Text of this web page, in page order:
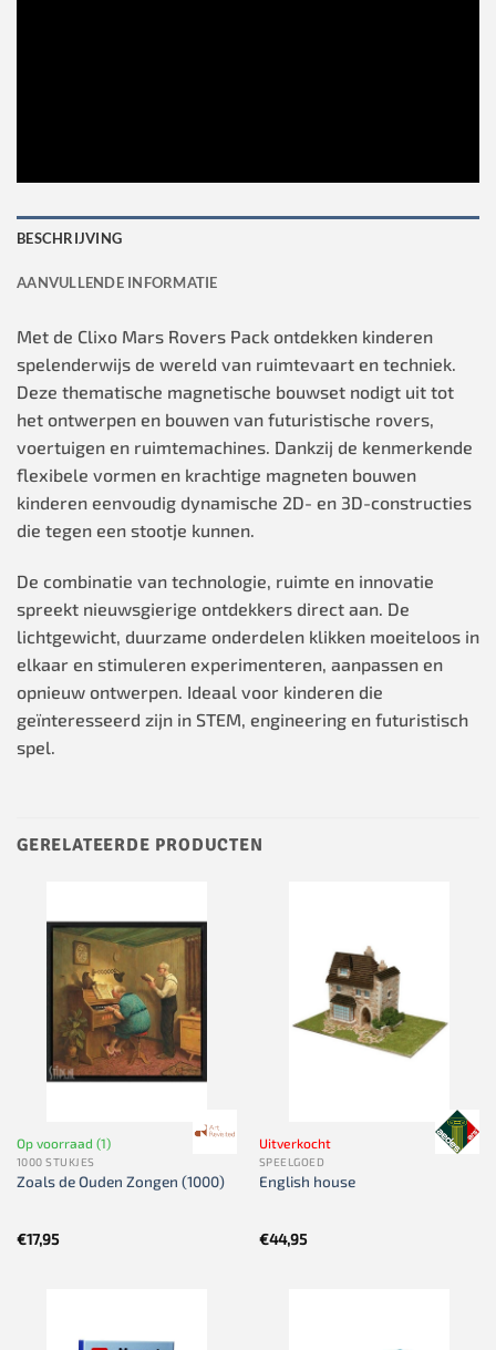
BESCHRIJVING
AANVULLENDE INFORMATIE
Met de Clixo Mars Rovers Pack ontdekken kinderen
spelenderwijs de wereld van ruimtevaart en techniek.
Deze thematische magnetische bouwset nodigt uit tot
het ontwerpen en bouwen van futuristische rovers,
voertuigen en ruimtemachines. Dankzij de kenmerkende
flexibele vormen en krachtige magneten bouwen
kinderen eenvoudig dynamische 2D- en 3D-constructies
die tegen een stootje kunnen.
De combinatie van technologie, ruimte en innovatie
spreekt nieuwsgierige ontdekkers direct aan. De
lichtgewicht, duurzame onderdelen klikken moeiteloos in
elkaar en stimuleren experimenteren, aanpassen en
opnieuw ontwerpen. Ideaal voor kinderen die
geïnteresseerd zijn in STEM, engineering en futuristisch
spel.
GERELATEERDE PRODUCTEN
Op voorraad (1)
1000 STUKJES
Zoals de Ouden Zongen (1000)
€17,95
Uitverkocht
SPEELGOED
English house
€44,95